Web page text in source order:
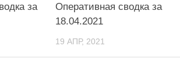
за
Оперативная сводка за
18.04.2021
19 АПР, 2021